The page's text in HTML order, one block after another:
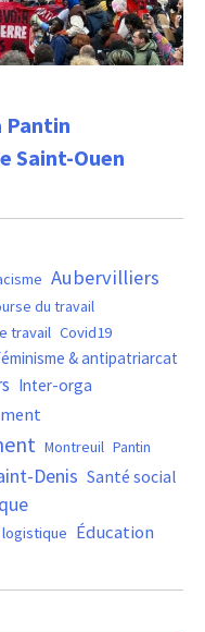
Pantin
Saint-Ouen
Aubervilliers
du travail
travail Covid19
& antipatriarcat
Inter-orga
Montreuil Pantin
Denis Santé social
Éducation